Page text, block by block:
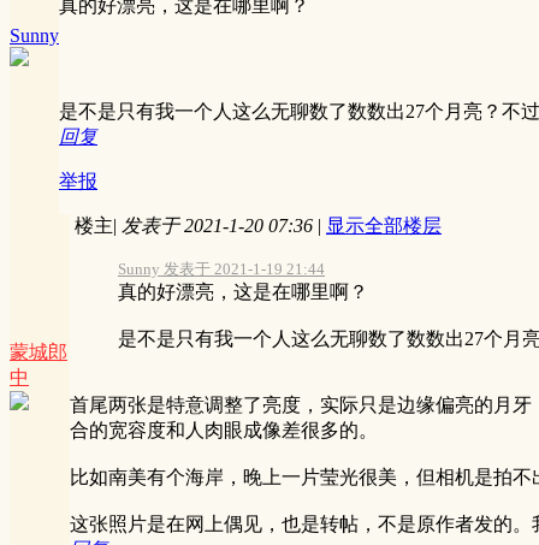
Sunny
真的好漂亮，这是在哪里啊？
是不是只有我一个人这么无聊数了数数出27个月亮？不
回复
举报
蒙城郎
中
楼主| 发表于 2021-1-20 07:36 | 显示全部楼层
Sunny 发表于 2021-1-19 21:44
真的好漂亮，这是在哪里啊？
是不是只有我一个人这么无聊数了数数出27个月
首尾两张是特意调整了亮度，实际只是边缘偏亮的月
合的宽容度和人肉眼成像差很多的。
比如南美有个海岸，晚上一片莹光很美，但相机是拍
这张照片是在网上偶见，也是转帖，不是原作者发的